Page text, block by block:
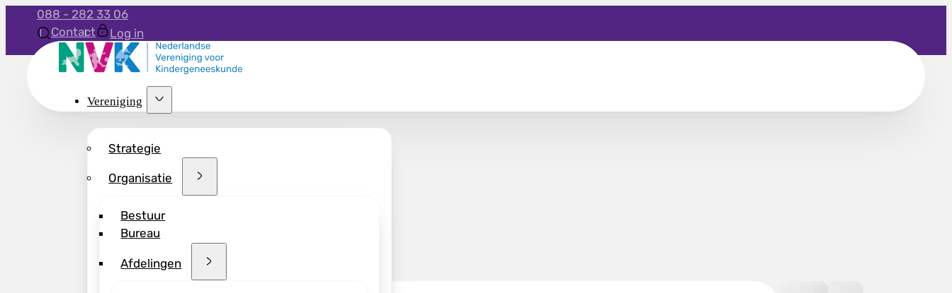
088 - 282 33 06
Contact
Log in
Vereniging
Strategie
Organisatie
Bestuur
Bureau
Afdelingen